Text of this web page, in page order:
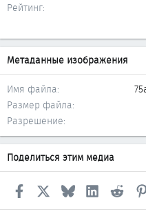
Рейтинг
Метаданные изображения
Имя файла
Размер файла
Разрешение
Поделиться этим медиа
Facebook Bluesky LinkedIn